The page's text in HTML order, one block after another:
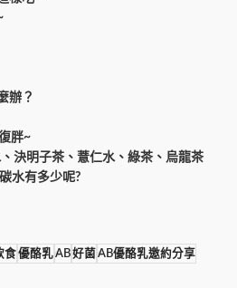
辦？
胖~
決明子茶、薏仁水、綠茶、烏龍茶
水有多少呢?
食優酪乳AB好菌 AB優酪乳邀約分享